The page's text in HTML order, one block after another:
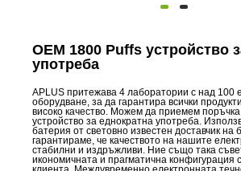
OEM 1800 Puffs устройство
употреба
APLUS притежава 4 лаборатории с над 100
оборудване, за да гарантира всички
високо качество. Можем да приемем
устройство за еднократна употреба.
батерия от световно известен доставчик на
гарантираме, че качеството на нашите
стабилни и издръжливи. Ние също така
икономичната и прагматична конфигурация